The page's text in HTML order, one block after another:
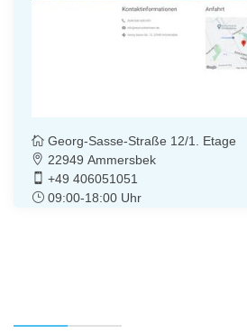
Georg-Sasse-Straße 12/1. Etage
22949 Ammersbek
+49 406051051
09:00-18:00 Uhr